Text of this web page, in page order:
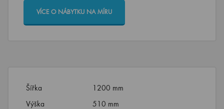
VÍCE O NÁBYTKU NA MÍRU
Šířka
1200 mm
Výška
510 mm